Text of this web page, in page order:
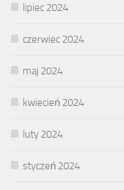
lipiec 2024
czerwiec 2024
maj 2024
kwiecień 2024
luty 2024
styczeń 2024